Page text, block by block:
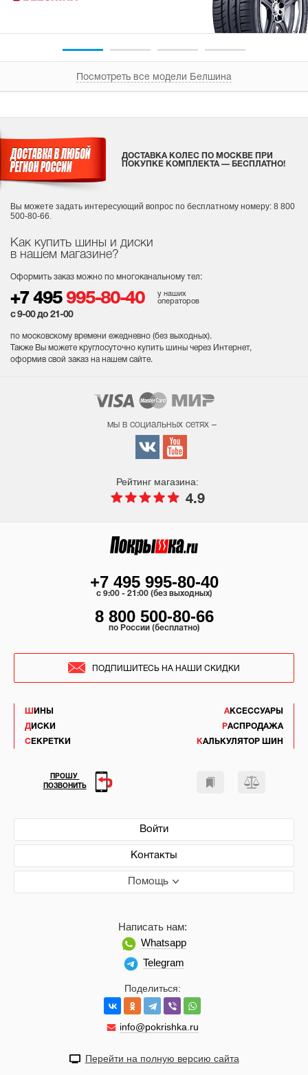
Посмотреть все модели Белшина
Как купить шины и диски
в нашем магазине?
Оформить заказ можно по многоканальному тел:
+7 495 995-80-40
у наших
операторов
с 9-00 до 21-00
по московскому времени ежедневно (без выходных).
Также Вы можете круглосуточно купить шины через Интернет,
оформив свой заказ на нашем сайте.
ДОСТАВКА КОЛЕС ПО МОСКВЕ ПРИ
ПОКУПКЕ КОМПЛЕКТА — БЕСПЛАТНО!
Вы можете задать интересующий вопрос по бесплатному номеру: 8 800
500-80-66.
мы в социальных сетях –
Рейтинг магазина:
4.9
ШИНЫ
ДИСКИ
СЕКРЕТКИ
АКСЕССУАРЫ
РАСПРОДАЖА
КАЛЬКУЛЯТОР ШИН
Войти
Контакты
Помощь
Поделиться:
info@pokrishka.ru
Написать нам:
Whatsapp
Telegram
+7 495 995-80-40
c 9:00 - 21:00 (без выходных)
8 800 500-80-66
по России (бесплатно)
ПОДПИШИТЕСЬ НА НАШИ СКИДКИ
ПРОШУ
ПОЗВОНИТЬ
Перейти на полную версию сайта